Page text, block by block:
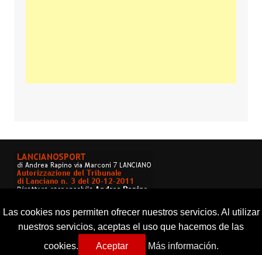
Copyright © 2026 Lancianosport. Tutti i diritti riservati.
Las cookies nos permiten ofrecer nuestros servicios. Al utilizar
nuestros servicios, aceptas el uso que hacemos de las
cookies.
Aceptar Más información.